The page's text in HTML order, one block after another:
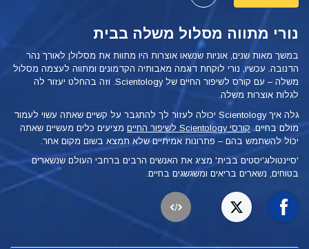
נורי מתווה מסלול משלה בבית
במשך מאות שנים, אוניות שנשאו אוצרות היו מתוות את מסלולן לאורך נהר
הדנובה. עכשיו, נורי לוקחת דוגמה מאבותיה הקדמונים ומתווה לעצמה מסלול
משלה – עם קורס לשיפור החיים של Scientology. וזה בהחלט יעזור לה
לגלות אוצרות משלה.
גלה איך Scientology יכולה לעזור לך להתגבר על קשיים שאתה עשוי לעמוד
מולם בחיים. קורסי Scientology לשיפור החיים
מציעים כלים מעשיים שאתה
יכול להשתמש בהם – פתרונות אמיתיים שלא תמצא בשום מקום אחר.
'סיינטולוג'יסטים בבית' מציג את האנשים הרבים ברחבי העולם שנשארים
בטוחים, נשארים בריאים ומשגשגים בחיים.